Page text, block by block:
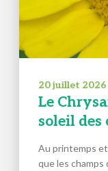
20 juillet 2026
Le
soleil des
Au printemps
que les champs